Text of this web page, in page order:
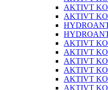
AKTIVT
AKTIVT
AKTIVT
AKTIVT
AKTIVT
AKTIVT
AKTIVT
AKTIVT